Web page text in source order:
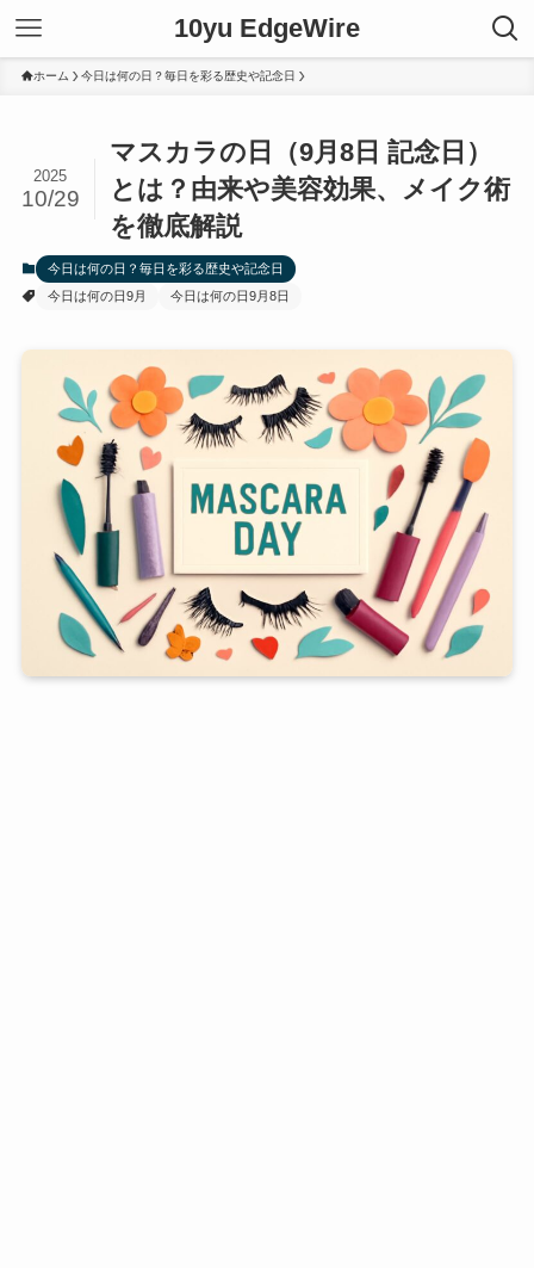
10yu EdgeWire
ホーム 今日は何の日？毎日を彩る歴史や記念日
マスカラの日（9月8日 記念日）
とは？由来や美容効果、メイク術
を徹底解説
2025
10/29
今日は何の日？毎日を彩る歴史や記念日
今日は何の日9月
今日は何の日9月8日